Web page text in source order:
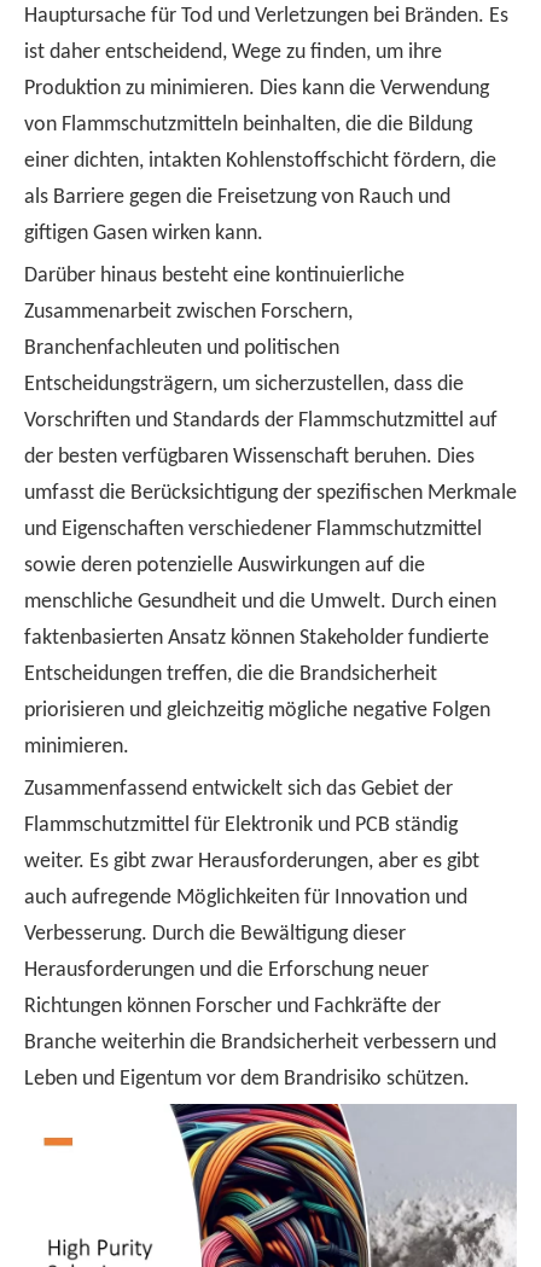
Hauptursache für Tod und Verletzungen bei Bränden. Es
ist daher entscheidend, Wege zu finden, um ihre
Produktion zu minimieren. Dies kann die Verwendung
von Flammschutzmitteln beinhalten, die die Bildung
einer dichten, intakten Kohlenstoffschicht fördern, die
als Barriere gegen die Freisetzung von Rauch und
giftigen Gasen wirken kann.
Darüber hinaus besteht eine kontinuierliche
Zusammenarbeit zwischen Forschern,
Branchenfachleuten und politischen
Entscheidungsträgern, um sicherzustellen, dass die
Vorschriften und Standards der Flammschutzmittel auf
der besten verfügbaren Wissenschaft beruhen. Dies
umfasst die Berücksichtigung der spezifischen Merkmale
und Eigenschaften verschiedener Flammschutzmittel
sowie deren potenzielle Auswirkungen auf die
menschliche Gesundheit und die Umwelt. Durch einen
faktenbasierten Ansatz können Stakeholder fundierte
Entscheidungen treffen, die die Brandsicherheit
priorisieren und gleichzeitig mögliche negative Folgen
minimieren.
Zusammenfassend entwickelt sich das Gebiet der
Flammschutzmittel für Elektronik und PCB ständig
weiter. Es gibt zwar Herausforderungen, aber es gibt
auch aufregende Möglichkeiten für Innovation und
Verbesserung. Durch die Bewältigung dieser
Herausforderungen und die Erforschung neuer
Richtungen können Forscher und Fachkräfte der
Branche weiterhin die Brandsicherheit verbessern und
Leben und Eigentum vor dem Brandrisiko schützen.